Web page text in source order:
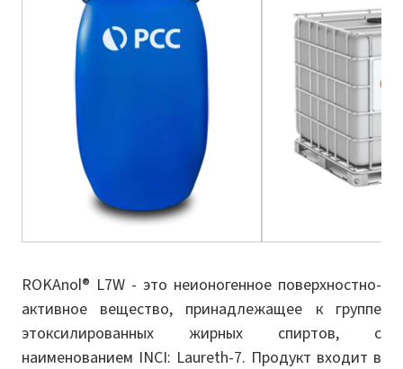
ROKAnol® L7W - это неионогенное поверхностно-
активное вещество, принадлежащее к группе
этоксилированных жирных спиртов, с
наименованием INCI: Laureth-7. Продукт входит в